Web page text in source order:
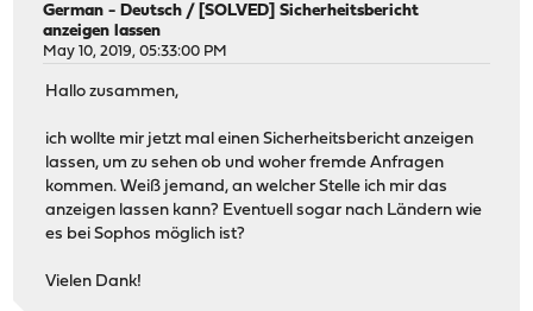
German - Deutsch / [SOLVED] Sicherheitsbericht
anzeigen lassen
May 10, 2019, 05:33:00 PM
Hallo zusammen,
ich wollte mir jetzt mal einen Sicherheitsbericht anzeigen
lassen, um zu sehen ob und woher fremde Anfragen
kommen. Weiß jemand, an welcher Stelle ich mir das
anzeigen lassen kann? Eventuell sogar nach Ländern wie
es bei Sophos möglich ist?
Vielen Dank!